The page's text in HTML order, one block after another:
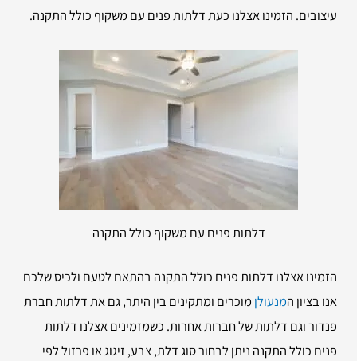
עיצובים. הזמינו אצלנו כעת דלתות פנים עם משקוף כולל התקנה.
דלתות פנים עם משקוף כולל התקנה
הזמינו אצלנו דלתות פנים כולל התקנה בהתאם לטעם ולכיס שלכם
אנו בציון המנעולן מוכרים ומתקינים בין היתר, גם את דלתות חברת
פנדור וגם דלתות של חברות אחרות. כשמזמינים אצלנו דלתות
פנים כולל התקנה ניתן לבחור סוג דלת, צבע, זיגוג או פרזול לפי